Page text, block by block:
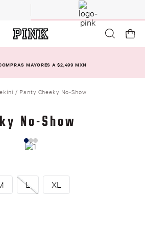
MAYORES A $2,499 MXN
Panty Cheeky No-Show
No-Show
L XL